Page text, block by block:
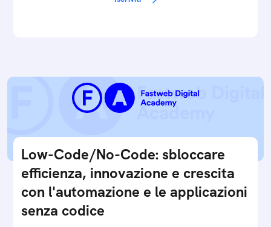
Low-Code/No-Code: sbloccare
efficienza, innovazione e crescita
con l'automazione e le applicazioni
senza codice